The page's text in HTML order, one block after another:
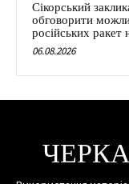
Сікорський
обговорити
російських ракет
06.08.2026